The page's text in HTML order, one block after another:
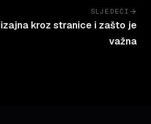
SLJEDEĆI
kroz stranice i zašto je
važna